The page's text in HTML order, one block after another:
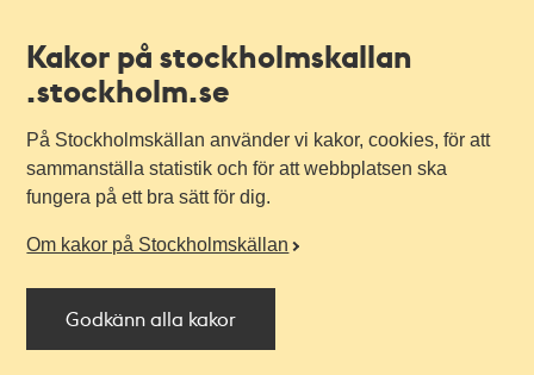
Kakor på stockholmskallan
.stockholm.se
På Stockholmskällan använder vi kakor, cookies, för att
sammanställa statistik och för att webbplatsen ska
fungera på ett bra sätt för dig.
Om kakor på Stockholmskällan
Godkänn alla kakor